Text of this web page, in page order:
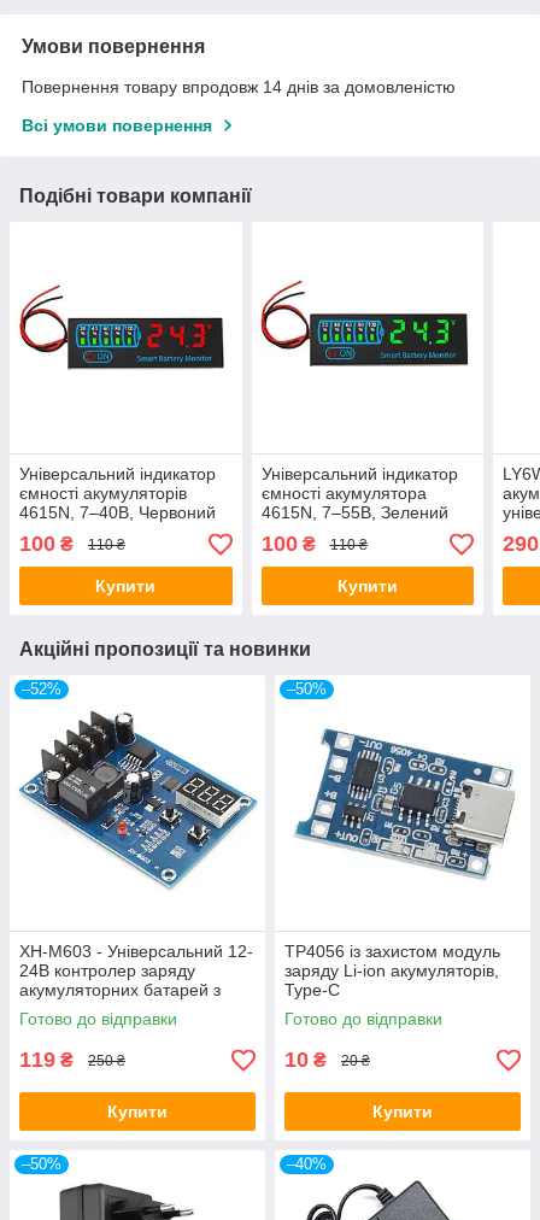
Умови повернення
Повернення товару впродовж 14 днів за домовленістю
Всі умови повернення
Подібні товари компанії
Універсальний індикатор
ємності акумуляторів
4615N, 7–40В, Червоний
100 ₴ 110 ₴
Купити
Універсальний індикатор
ємності акумулятора
4615N, 7–55В, Зелений
100₴ 110 ₴
Купити
290
Акційні пропозиції та новинки
–52%
XH-M603 - Універсальний 12-
24В контролер заряду
акумуляторних батарей з
індикатором
Готово до відправки
119 ₴ 250 ₴
Купити
–50%
TP4056 із захистом модуль
заряду Li-ion акумуляторів,
Type-C
Готово до відправки
10 ₴ 20 ₴
Купити
–50% –40%